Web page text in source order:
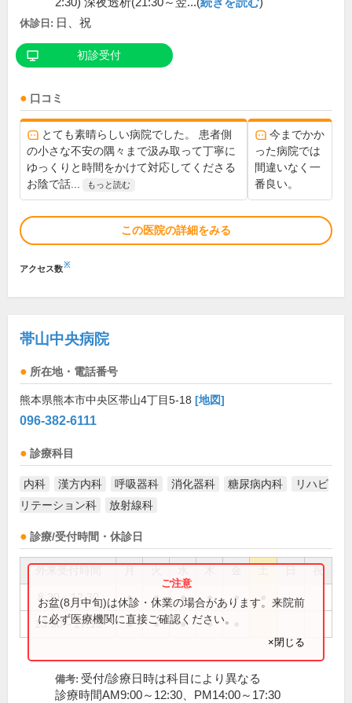
休診日: 日、祝
初診受付
口コミ
とても素晴らしい病院でした。 患者側
の小さな不安の隅々まで汲み取って丁寧に
ゆっくりと時間をかけて対応してくださる
お陰で話...
もっと読む
今までかか
った病院では
間違いなく一
番良い。
この医院の詳細をみる
アクセス数※
帯山中央病院
所在地・電話番号
熊本県熊本市中央区帯山4丁目5-18 [地図]
096-382-6111
診療科目
内科 漢方内科 呼吸器科 消化器科 糖尿病内科
リハビ
リテーション科
放射線科
診療/受付時間・休診日
祝
8:30～12:30 ● ● ● ● ●
13:30～17:15 ● ● ● ●
お盆(8月中旬)は休診・休業の場合があります。来院前
に必ず医療機関に直接ご確認ください。
×閉じる
備考: 受付/診療日時は科目により異なる
診療時間AM9:00～12:30、PM14:00～17:30